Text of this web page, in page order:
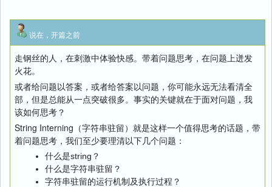
说在，开篇之前
走钢丝的人，在刺激中体验快感。带着问题思考，在问题上迸发
火花。
或者给问题以答案，或者给答案以问题，你可能永远无法看清全
部，但是总能从一点突破很多。事实的关键就在于面对问题，我
该如何思考？
String Interning（字符串驻留）就是这样一个值得思考的话题，带
着问题思考，我们至少要理清以下几个问题：
什么是string？
什么是字符串驻留？
字符串驻留的运行机制及执行过程？